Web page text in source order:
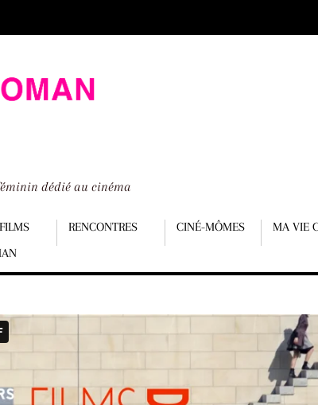
dédié au cinéma
FILMS RENCONTRES CINÉ-MÔMES
MA VIE